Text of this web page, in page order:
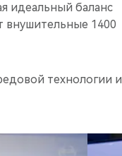
идеальный баланс
внушительные 1400
технологии и